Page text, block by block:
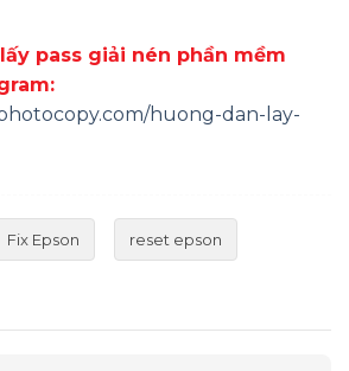
pass giải nén phần mềm
huong-dan-lay-
Fix Epson reset epson